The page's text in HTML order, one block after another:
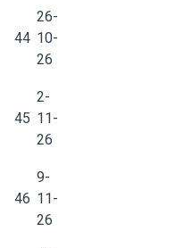
44
26-
10-
26
45
2-
11-
26
46
9-
11-
26